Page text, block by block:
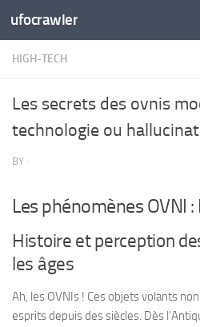
Skip to content
ufocrawler
HIGH-TECH
Les secrets des ovnis
technologie ou
BY ·
Les phénomènes OVNI
Histoire et perception
les âges
Ah, les OVNIs ! Ces objets volants
esprits depuis des siècles. Dès